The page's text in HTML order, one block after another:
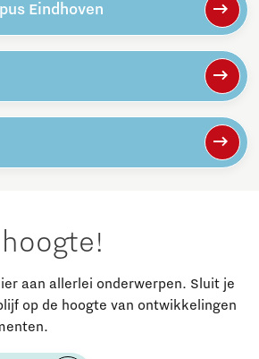
Eindhoven
aan allerlei onderwerpen. Sluit je
op de hoogte van ontwikkelingen